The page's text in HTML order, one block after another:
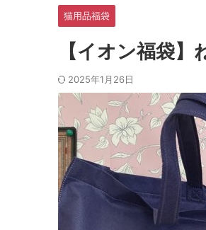
猫用品福袋
【イオン福袋
2025年1月26日